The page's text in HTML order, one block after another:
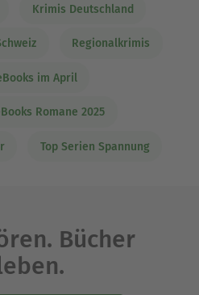
Krimis Deutschland
Regionalkrimis
im April
Romane 2025
Top Serien Spannung
Bücher